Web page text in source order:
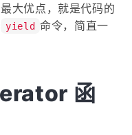
大优点，就是代码的
yield 命令，简直一
函